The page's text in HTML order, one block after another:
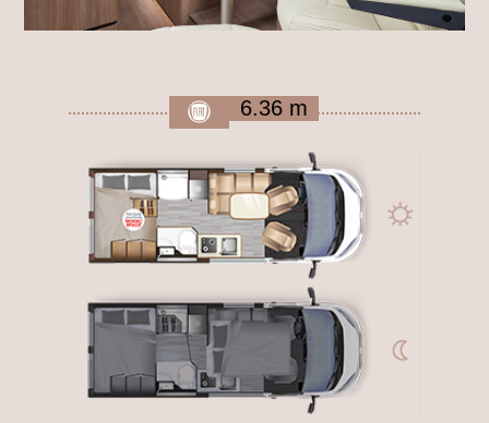
6.36 m